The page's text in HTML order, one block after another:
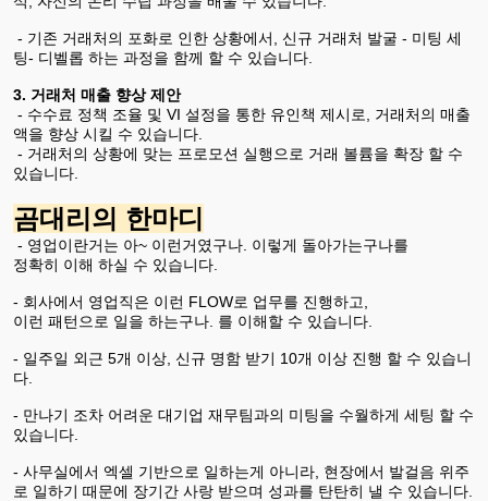
- 기존 거래처의 포화로 인한 상황에서, 신규 거래처 발굴 - 미팅 세
팅- 디벨롭 하는 과정을 함께 할 수 있습니다.
3. 거래처 매출 향상 제안
- 수수료 정책 조율 및 VI 설정을 통한 유인책 제시로, 거래처의 매출
액을 향상 시킬 수 있습니다.
- 거래처의 상황에 맞는 프로모션 실행으로 거래 볼륨을 확장 할 수
있습니다.
곰대리의 한마디
- 영업이란거는 아~ 이런거였구나. 이렇게 돌아가는구나를
정확히 이해 하실 수 있습니다.
- 회사에서 영업직은 이런 FLOW로 업무를 진행하고,
이런 패턴으로 일을 하는구나. 를 이해할 수 있습니다.
- 일주일 외근 5개 이상, 신규 명함 받기 10개 이상 진행 할 수 있습니
다.
- 만나기 조차 어려운 대기업 재무팀과의 미팅을 수월하게 세팅 할 수
있습니다.
- 사무실에서 엑셀 기반으로 일하는게 아니라, 현장에서 발걸음 위주
로 일하기 때문에 장기간 사랑 받으며 성과를 탄탄히 낼 수 있습니다.